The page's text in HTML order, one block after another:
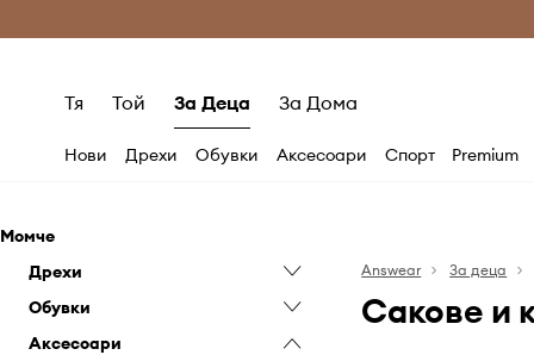
Безплатни
Тя Той За Деца За Дома
Нови Дрехи Обувки Аксесоари Спорт Premium
Момче
Дрехи
Анцузи
Бански
Обувки
Бебешки обувки
Аксесоари
Answear За деца
Сакове и